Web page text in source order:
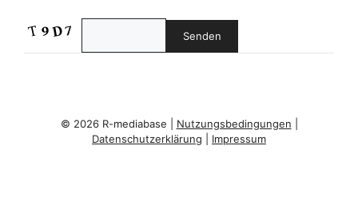
© 2026 R-mediabase | Nutzungsbedingungen
Datenschutzerklärung
Impressum